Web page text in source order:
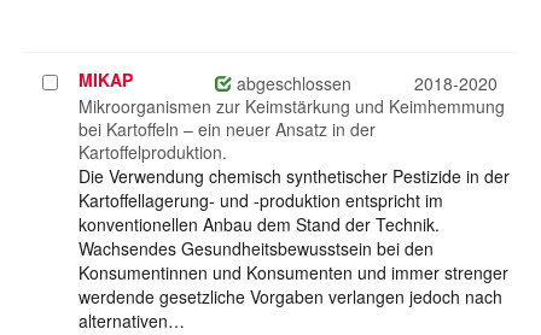
Projekt
auswählen
MIKAP abgeschlossen
2018-2020
Mikroorganismen zur Keimstärkung und Keimhemmung
bei Kartoffeln – ein neuer Ansatz in der
Kartoffelproduktion.
Die Verwendung chemisch synthetischer Pestizide in der
Kartoffellagerung- und -produktion entspricht im
konventionellen Anbau dem Stand der Technik.
Wachsendes Gesundheitsbewusstsein bei den
Konsumentinnen und Konsumenten und immer strenger
werdende gesetzliche Vorgaben verlangen jedoch nach
alternativen…